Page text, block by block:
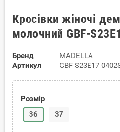
Кросівки жіночі
молочний GBF-
Бренд
MADELLA
Артикул
GBF-S23E17-
Розмір
36
37